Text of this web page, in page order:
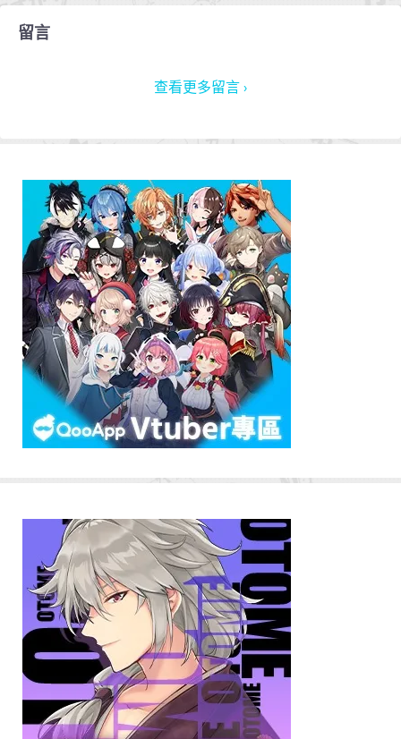
留言
查看更多留言 ›